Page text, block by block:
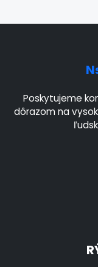
Poskytujeme
dôrazom na